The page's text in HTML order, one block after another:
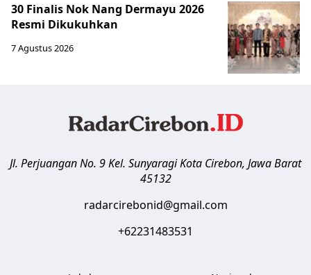
30 Finalis Nok Nang Dermayu 2026
Resmi Dikukuhkan
7 Agustus 2026
Jl. Perjuangan No. 9 Kel. SunyaragiKota Cirebon, Jawa Barat
45132
radarcirebonid@gmail.com
+62231483531